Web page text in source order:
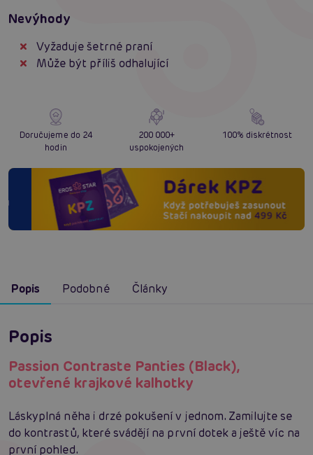
Nevýhody
Vyžaduje šetrné praní
Může být příliš odhalující
Doručujeme do 24
hodin
200 000+
uspokojených
100% diskrétnost
Popis Podobné Články
Popis
Passion Contraste Panties (Black),
otevřené krajkové kalhotky
Láskyplná něha i drzé pokušení v jednom. Zamilujte se
do kontrastů, které svádějí na první dotek a ještě víc na
první pohled.